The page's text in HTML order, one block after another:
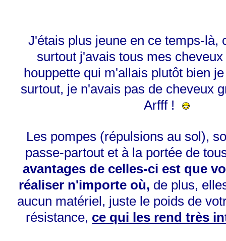
J'étais plus jeune en ce temps-là,
surtout j'avais tous mes
houppette qui m'allais plutôt bien
surtout, je n'avais pas de cheveux
Arfff !
Les pompes (répulsions au sol),
passe-partout et à la portée de
avantages de celles-ci est que
réaliser n'importe où, de plus,
aucun matériel, juste le poids de
résistance, ce qui les rend très